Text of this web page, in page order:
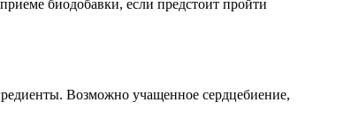
биодобавки, если предстоит пройти
Возможно учащенное сердцебиение,